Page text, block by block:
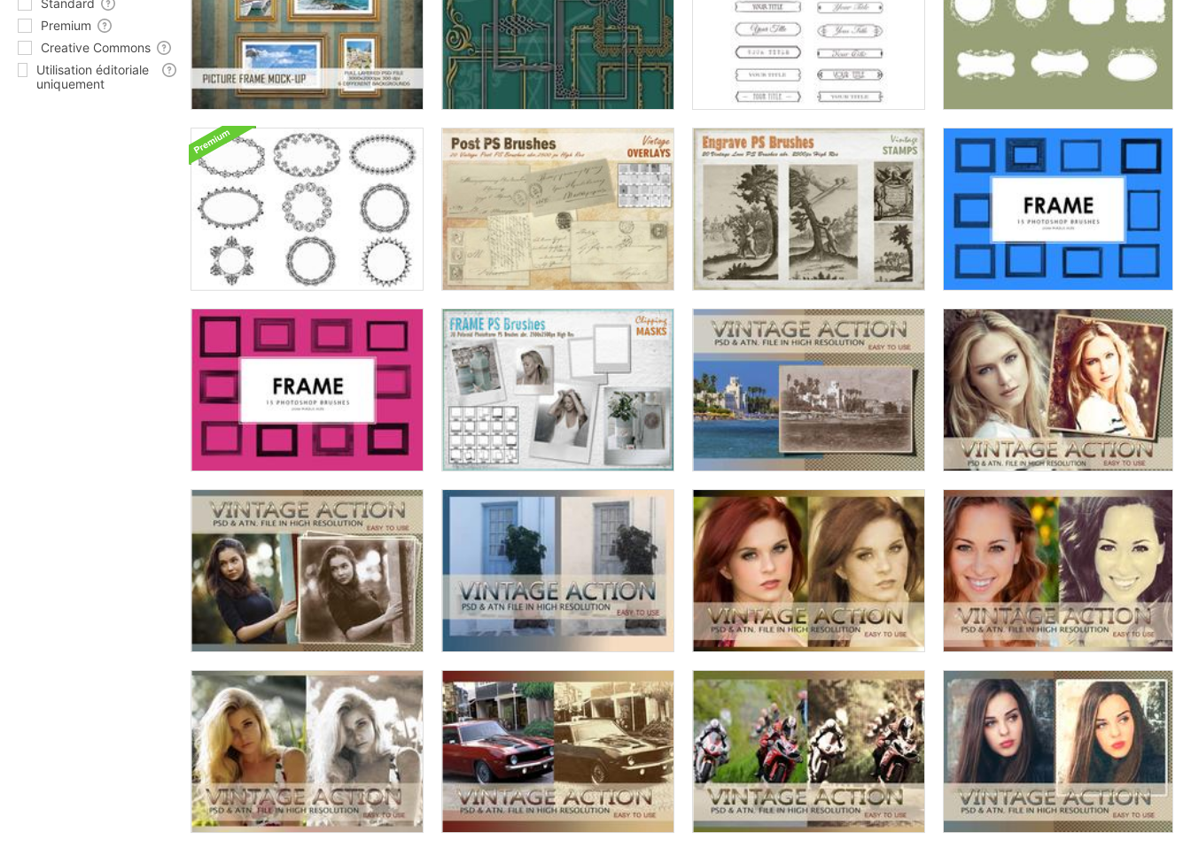
Standard
Premium
Creative Commons
Utilisation éditoriale
uniquement